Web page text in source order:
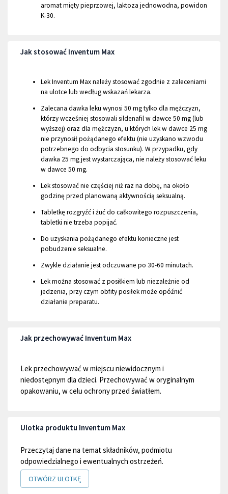
aromat mięty pieprzowej, laktoza jednowodna, powidon
K-30.
Jak stosować Inventum Max
Lek Inventum Max należy stosować zgodnie z zaleceniami
na ulotce lub według wskazań lekarza.
Zalecana dawka leku wynosi 50 mg tylko dla mężczyzn,
którzy wcześniej stosowali sildenafil w dawce 50 mg (lub
wyższej) oraz dla mężczyzn, u których lek w dawce 25 mg
nie przynosił pożądanego efektu (nie uzyskano wzwodu
potrzebnego do odbycia stosunku). W przypadku, gdy
dawka 25 mg jest wystarczająca, nie należy stosować leku
w dawce 50 mg.
Lek stosować nie częściej niż raz na dobę, na około
godzinę przed planowaną aktywnością seksualną.
Tabletkę rozgryźć i żuć do całkowitego rozpuszczenia,
tabletki nie trzeba popijać.
Do uzyskania pożądanego efektu konieczne jest
pobudzenie seksualne.
Zwykle działanie jest odczuwane po 30-60 minutach.
Lek można stosować z posiłkiem lub niezależnie od
jedzenia, przy czym obfity posiłek może opóźnić
działanie preparatu.
Jak przechowywać Inventum Max
Lek przechowywać w miejscu niewidocznym i
niedostępnym dla dzieci. Przechowywać w oryginalnym
opakowaniu, w celu ochrony przed światłem.
Ulotka produktu Inventum Max
Przeczytaj dane na temat składników, podmiotu
odpowiedzialnego i ewentualnych ostrzeżeń.
OTWÓRZ ULOTKĘ